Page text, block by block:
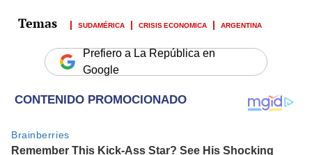
SUDAMÉRICA CRISIS ECONOMICA ARGENTINA
Prefiero a La República en
Google